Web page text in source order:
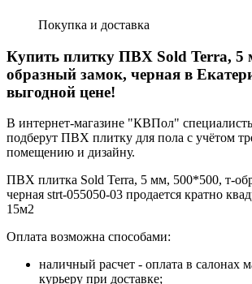
Покупка и доставка
Купить плитку ПВХ Sold Terra, 5
образный замок, черная в
выгодной цене!
В интернет-магазине "КВПол"
подберут ПВХ плитку для пола с учётом
помещению и дизайну.
ПВХ плитка Sold Terra, 5 мм, 500*500, т-
черная strt-055050-03 продается кратно
15м2
Оплата возможна способами:
наличный расчет - оплата в салонах
курьеру при доставке;